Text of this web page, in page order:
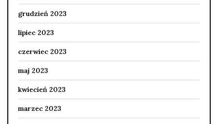
grudzień 2023
lipiec 2023
czerwiec 2023
maj 2023
kwiecień 2023
marzec 2023